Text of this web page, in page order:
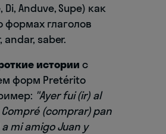
Di, Anduve, Supe) как
глаголов
andar, saber.
истории с
форм Pretérito
"Ayer fui (ir) al
(comprar) pan
a mi amigo Juan y